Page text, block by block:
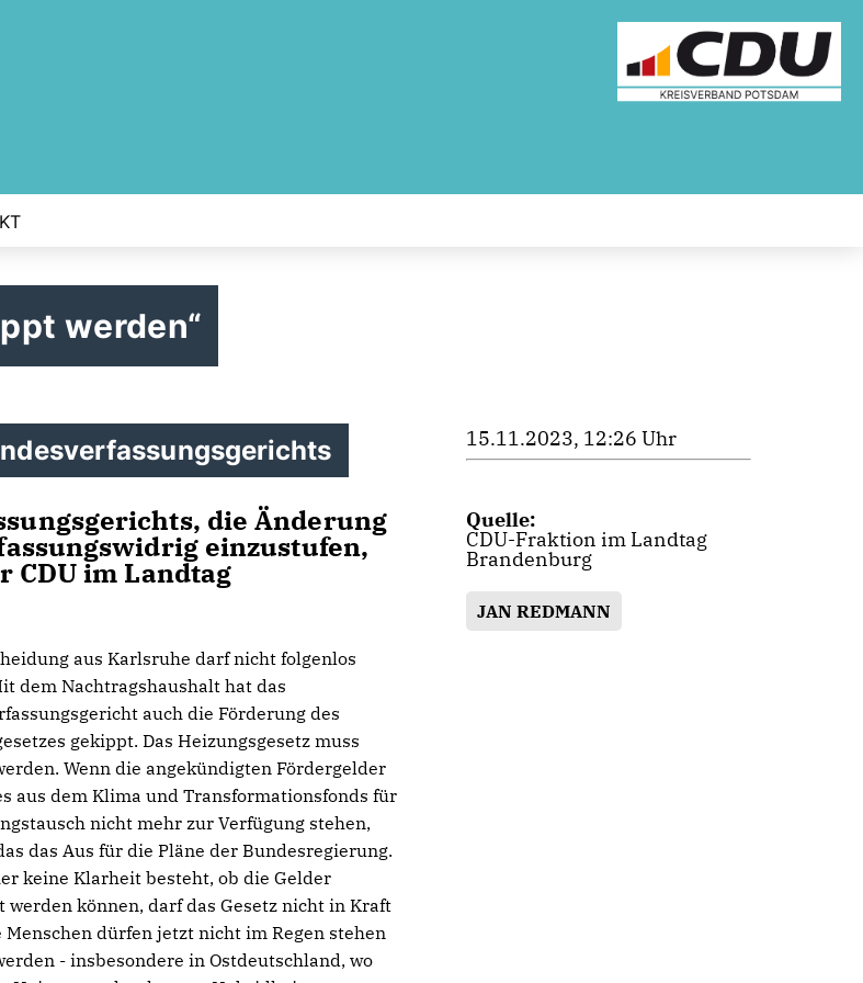
werden“
die Änderung
einzustufen,
im Landtag
aus Karlsruhe darf nicht folgenlos
dem Nachtragshaushalt hat das
auch die Förderung des
gekippt. Das Heizungsgesetz muss
Wenn die angekündigten Fördergelder
aus dem Klima und Transformationsfonds für
nicht mehr zur Verfügung stehen,
das Aus für die Pläne der Bundesregierung.
keine Klarheit besteht, ob die Gelder
werden können, darf das Gesetz nicht in Kraft
Menschen dürfen jetzt nicht im Regen stehen
- insbesondere in Ostdeutschland, wo
15.11.2023, 12:26 Uhr
Quelle:
CDU-Fraktion im Landtag
Brandenburg
JAN REDMANN